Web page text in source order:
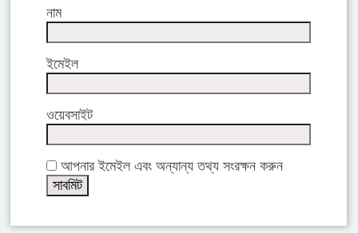
নাম
ইমেইল
ওয়েবসাইট
আপনার ইমেইল এবং অন্যান্য তথ্য সংরক্ষন করুন